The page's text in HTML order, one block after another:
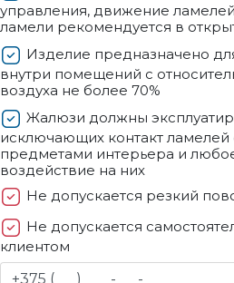
управления, движение
ламели рекомендуется в
Изделие предназначено
внутри помещений с
воздуха не более 70%
Жалюзи должны
исключающих контакт
предметами интерьера и
воздействие на них
Не допускается резкий
Не допускается
клиентом